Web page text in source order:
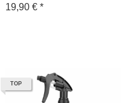
wechselbarem
19,90 € *
TOP